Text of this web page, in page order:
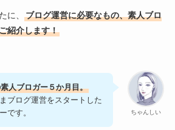
に、
ブログ運営に必要なもの、素人ブロ
紹介します！
ちゃんしい
人ブロガー５か月目。
ブログ運営をスタートした
です。